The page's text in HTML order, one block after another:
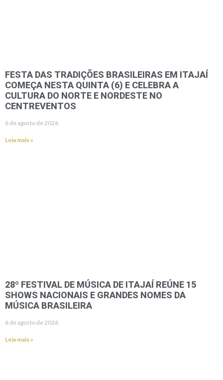
FESTA DAS TRADIÇÕES BRASILEIRAS EM ITAJAÍ
COMEÇA NESTA QUINTA (6) E CELEBRA A
CULTURA DO NORTE E NORDESTE NO
CENTREVENTOS
6 de agosto de 2026
Leia mais »
28º FESTIVAL DE MÚSICA DE ITAJAÍ REÚNE 15
SHOWS NACIONAIS E GRANDES NOMES DA
MÚSICA BRASILEIRA
6 de agosto de 2026
Leia mais »